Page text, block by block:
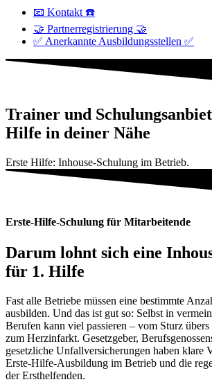
📧 Kontakt ☎️
🤝 Partnerregistrierung 🤝
✅ Anerkannte Ausbildungsstellen ✅
Trainer und
Hilfe in deiner Nähe
Erste Hilfe: Inhouse-Schulung im Betrieb.
Erste-Hilfe-Schulung für Mitarbeitende
Darum lohnt sich eine
für 1. Hilfe
Fast alle Betriebe müssen eine bestimmte
ausbilden. Und das ist gut so: Selbst in
Berufen kann viel passieren – vom Sturz
zum Herzinfarkt. Gesetzgeber,
gesetzliche Unfallversicherungen haben klare
Erste-Hilfe-Ausbildung im Betrieb und die
der Ersthelfenden.